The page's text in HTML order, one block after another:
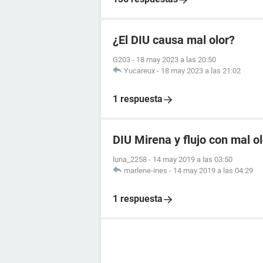
¿El DIU causa mal olor?
G203 - 18 may 2023 a las 20:50
Yucareux - 18 may 2023 a las 21:02
1 respuesta
DIU Mirena y flujo con mal
luna_2258 - 14 may 2019 a las 03:50
marlene-ines - 14 may 2019 a las 04:29
1 respuesta